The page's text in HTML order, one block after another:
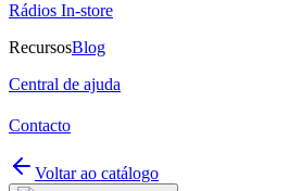
Rádios In-store
RecursosBlog
Central de ajuda
Contacto
Voltar ao catálogo